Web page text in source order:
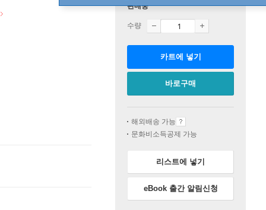
판매중
수량
카트에 넣기
바로구매
해외배송 가능
문화비소득공제 가능
리스트에 넣기
eBook 출간 알림신청